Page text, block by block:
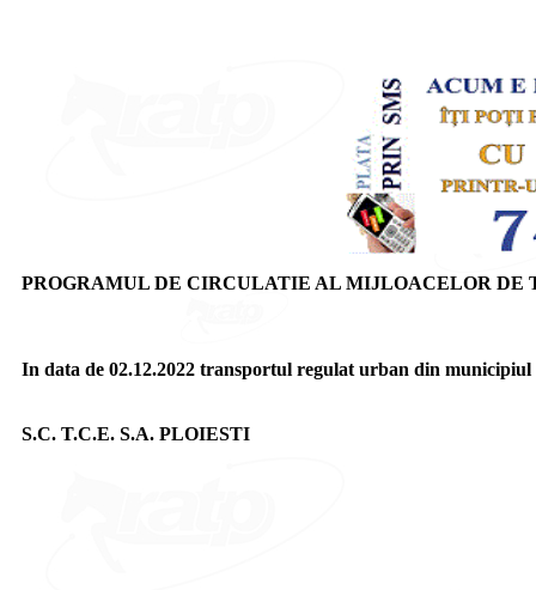
PROGRAMUL DE CIRCULATIE AL MIJLOACELOR DE
In data de 02.12.2022 transportul regulat urban din
S.C. T.C.E. S.A. PLOIESTI